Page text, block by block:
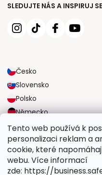
Tento web používá k
personalizaci reklam a
cookie, které
webu. Více informací
zde: https://
SLEDUJTE NÁS A INSPIRUJ SE
Česko
Slovensko
Polsko
Německo
Velká Británie
SPOLEHLIVÉ MOŽNOSTI